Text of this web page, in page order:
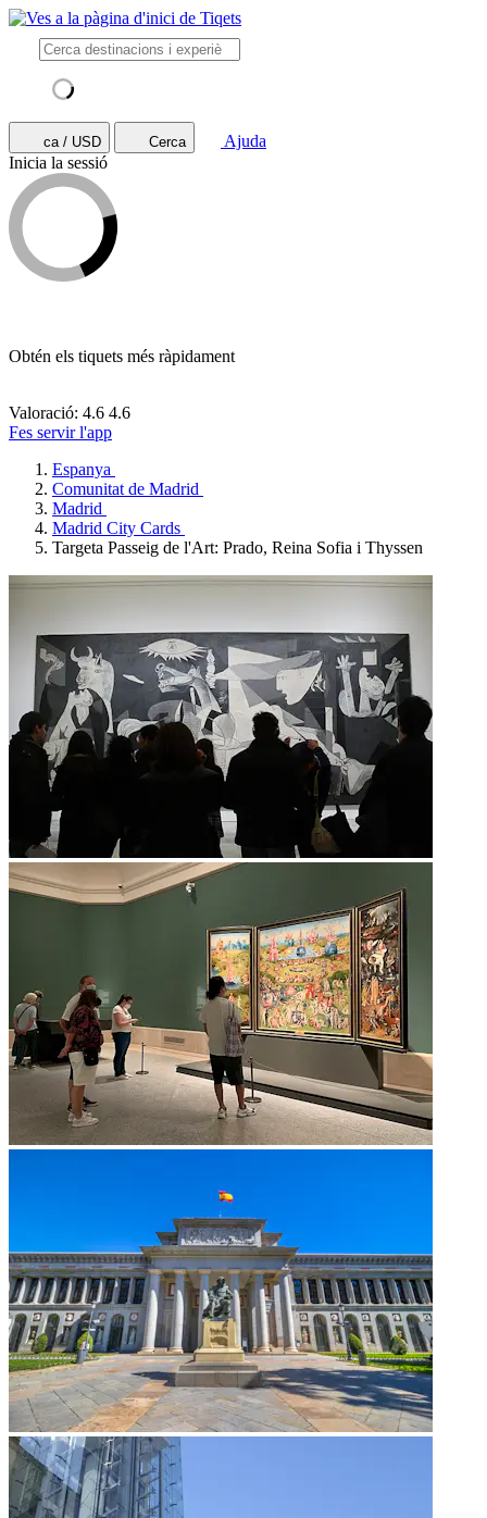
ca / USD Cerca
Ajuda
Inicia la sessió
Obtén els tiquets més ràpidament
Valoració: 4.6 4.6
Fes servir l'app
Espanya
Comunitat de Madrid
Madrid
Madrid City Cards
Targeta Passeig de l'Art: Prado, Reina Sofia i Thyssen